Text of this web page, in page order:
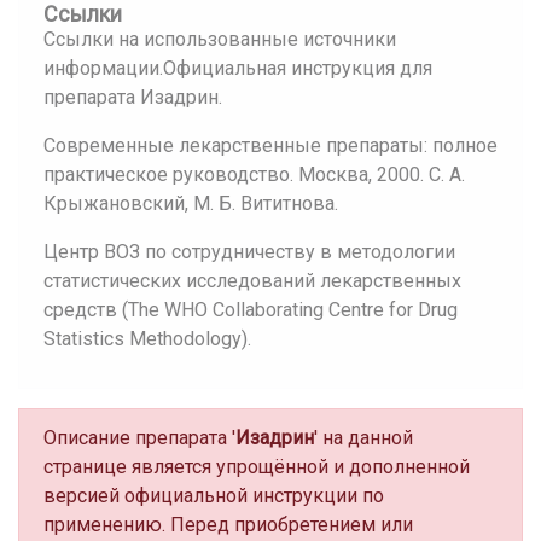
Ссылки
Ссылки на использованные источники
информации.Официальная инструкция для
препарата Изадрин.
Современные лекарственные препараты: полное
практическое руководство. Москва, 2000. С. А.
Крыжановский, М. Б. Вититнова.
Центр ВОЗ по сотрудничеству в методологии
статистических исследований лекарственных
средств (The WHO Collaborating Centre for Drug
Statistics Methodology).
Описание препарата 'Изадрин' на данной
странице является упрощённой и дополненной
версией официальной инструкции по
применению. Перед приобретением или